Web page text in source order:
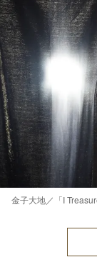
金子大地／「I